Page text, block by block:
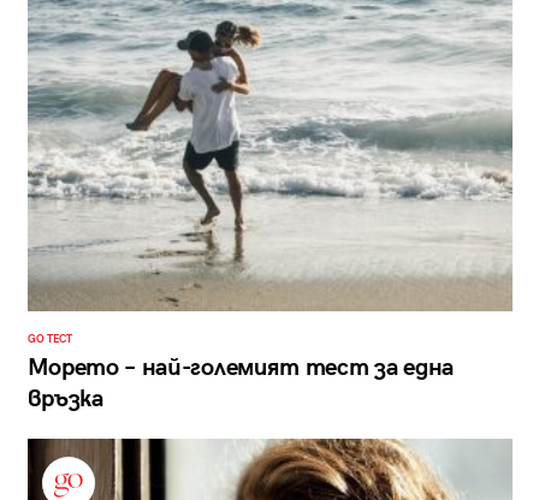
GO ТЕСТ
Морето – най-големият тест за една
връзка